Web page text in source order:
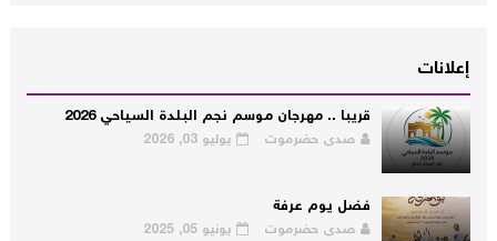
إعلانات
قريبا .. مهرجان موسم نجم البلدة السياحي 2026
صدى حضرموت يوليو 03, 2026
فضل يوم عرفة
صدى حضرموت يونيو 05, 2025